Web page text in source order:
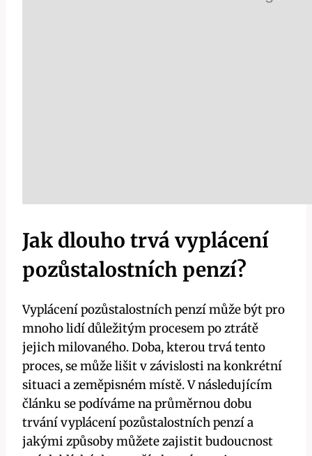
Jak dlouho trvá vyplácení
pozůstalostních penzí?
Vyplácení pozůstalostních penzí může být pro
mnoho lidí důležitým procesem po ztrátě
jejich milovaného. Doba, kterou trvá tento
proces, se může lišit v závislosti na konkrétní
situaci a zeměpisném místě. V následujícím
článku se podíváme na průměrnou dobu
trvání vyplácení pozůstalostních penzí a
jakými způsoby můžete zajistit budoucnost